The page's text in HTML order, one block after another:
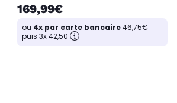
169,99€
ou 4x par carte bancaire46,75€
puis 3x 42,50